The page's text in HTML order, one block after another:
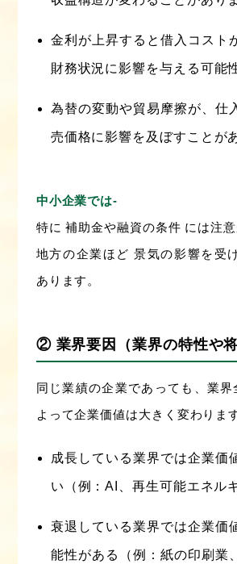
金利が上昇すると借入コスト
財務状況に影響を与える可能
為替の変動や貿易摩擦が、仕
売価格に影響を及ぼすことが
中小企業では‐
特に 補助金や融資の条件 には注意
地方の企業ほど 景気の影響を受
あります。
② 業界要因（業界の特性や将
同じ業績の企業であっても、業界
よって企業価値は大きく変わりま
成長している業界では企業価
い（例：AI、再生可能エネル
衰退している業界では企業価
能性がある（例：紙の印刷業